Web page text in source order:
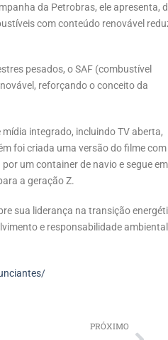
da Petrobras, ele apresenta,
com conteúdo renovável
pesados, o SAF (combustível
reforçando o conceito da
integrado, incluindo TV aberta,
foi criada uma versão do filme com
um container de navio e segue em
a geração Z.
sua liderança na transição
e responsabilidade ambiental
PRÓXIMO